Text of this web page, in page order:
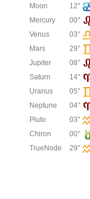
Moon
12°
Mercury
00°
Venus
03°
Mars
29°
Jupiter
08°
Saturn
14°
Uranus
05°
Neptune
04°
Pluto
03°
Chiron
00°
TrueNode
29°